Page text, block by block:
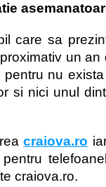
care sa
un
nu
si nici unul
craiova.ro
craiova.ro.